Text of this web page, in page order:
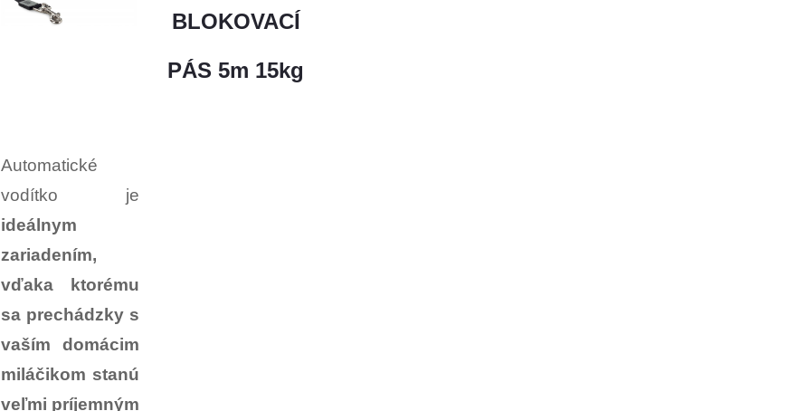
BLOKOVACÍ
PÁS 5m 15kg
Automatické
vodítko je
ideálnym
zariadením,
vďaka ktorému
sa prechádzky s
vaším domácim
miláčikom stanú
veľmi príjemným